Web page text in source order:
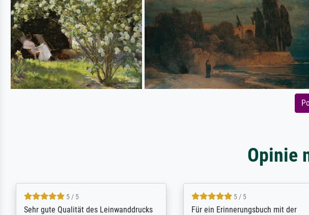
Opinie
5 / 5
Sehr gute Qualität des Leinwanddrucks
5 / 5
Für ein Erinnerungsbuch mit der